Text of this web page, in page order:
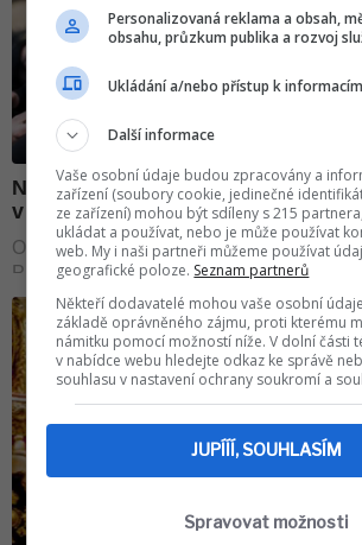
Personalizovaná reklama a obsah,
obsahu, průzkum publika a rozvoj
Ukládání a/nebo přístup k
Další informace
Vaše osobní údaje budou zpracovány a
zařízení (soubory cookie, jedinečné
ze zařízení) mohou být sdíleny s 215
ukládat a používat, nebo je může používat
web. My i naši partneři můžeme používat
geografické poloze. Seznam partnerů
Někteří dodavatelé mohou vaše osobní
základě oprávněného zájmu, proti kterému
námitku pomocí možností níže. V dolní části
v nabídce webu hledejte odkaz ke správě
souhlasu v nastavení ochrany soukromí a
JUPÍÍÍ, SOUHLASÍM
Spravovat možnosti